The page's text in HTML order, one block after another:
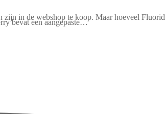
zijn in de webshop te koop. Maar hoeveel
bevat een aangepaste…